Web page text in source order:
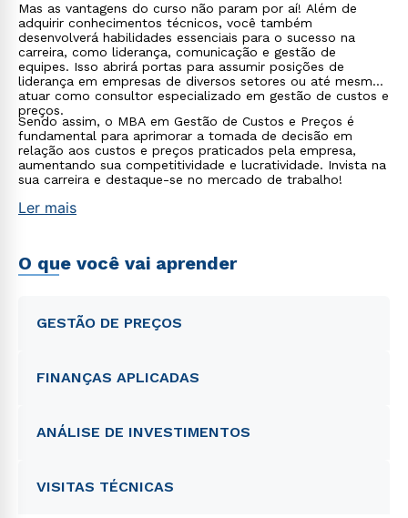
Mas as vantagens do curso não param por aí! Além de
adquirir conhecimentos técnicos, você também
desenvolverá habilidades essenciais para o sucesso na
carreira, como liderança, comunicação e gestão de
equipes. Isso abrirá portas para assumir posições de
liderança em empresas de diversos setores ou até mesmo
atuar como consultor especializado em gestão de custos e
preços.
Sendo assim, o MBA em Gestão de Custos e Preços é
fundamental para aprimorar a tomada de decisão em
relação aos custos e preços praticados pela empresa,
aumentando sua competitividade e lucratividade. Invista na
sua carreira e destaque-se no mercado de trabalho!
Ler mais
O que você vai aprender
GESTÃO DE PREÇOS
FINANÇAS APLICADAS
ANÁLISE DE INVESTIMENTOS
VISITAS TÉCNICAS